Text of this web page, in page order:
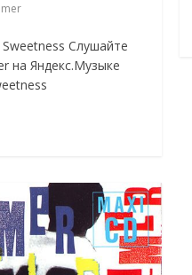
Слушайте
на Яндекс.Музыке